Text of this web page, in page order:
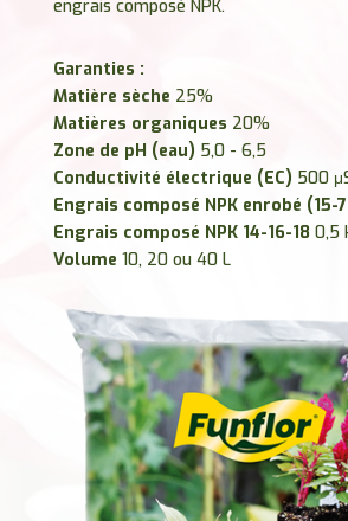
engrais composé NPK.
Garanties :
Matière sèche 25%
Matières organiques 20%
Zone de pH (eau) 5,0 - 6,5
Conductivité électrique (EC) 500
Engrais composé NPK enrobé (15-
Engrais composé NPK 14-16-18 0,5
Volume 10, 20 ou 40 L